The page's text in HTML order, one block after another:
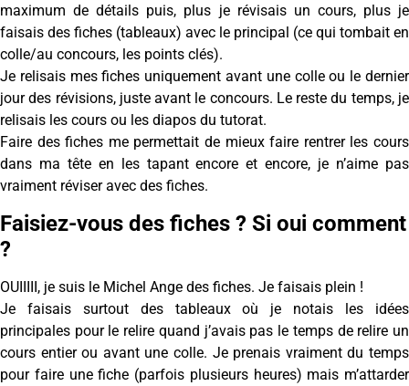
maximum de détails puis, plus je révisais un cours, plus je
faisais des fiches (tableaux) avec le principal (ce qui tombait en
colle/au concours, les points clés).
Je relisais mes fiches uniquement avant une colle ou le dernier
jour des révisions, juste avant le concours. Le reste du temps, je
relisais les cours ou les diapos du tutorat.
Faire des fiches me permettait de mieux faire rentrer les cours
dans ma tête en les tapant encore et encore, je n’aime pas
vraiment réviser avec des fiches.
Faisiez-vous des fiches ? Si oui comment
?
OUIIIII, je suis le Michel Ange des fiches. Je faisais plein !
Je faisais surtout des tableaux où je notais les idées
principales pour le relire quand j’avais pas le temps de relire un
cours entier ou avant une colle. Je prenais vraiment du temps
pour faire une fiche (parfois plusieurs heures) mais m’attarder